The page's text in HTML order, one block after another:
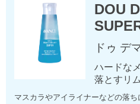
DOU
ドゥ デ
ハードな
落とすリ
マスカラやアイライナーなどの落